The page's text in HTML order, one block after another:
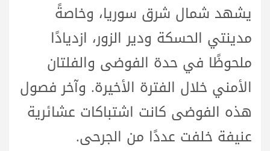
يشهد شمال شرق سوريا، وخاصةً
مدينتي الحسكة ودير الزور، ازديادًا
ملحوظًا في حدة الفوضى والفلتان
الأمني خلال الفترة الأخيرة. وآخر فصول
هذه الفوضى كانت اشتباكات عشائرية
عنيفة خلفت عددًا من الجرحى.